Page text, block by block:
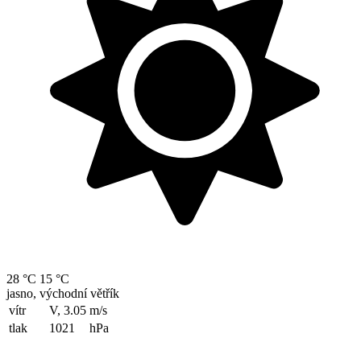
28 °C 15 °C
jasno, východní větřík
vítr
V, 3.05 m/s
tlak
1021
hPa